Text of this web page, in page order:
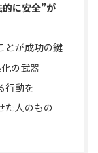
に安全”が
とが成功の鍵
の武器
行動を
た人のもの